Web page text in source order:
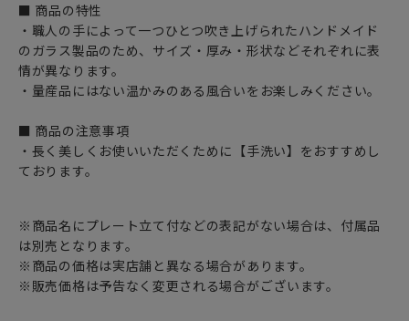
■ 商品の特性
・職人の手によって一つひとつ吹き上げられたハンドメイド
のガラス製品のため、サイズ・厚み・形状などそれぞれに表
情が異なります。
・量産品にはない温かみのある風合いをお楽しみください。
■ 商品の注意事項
・長く美しくお使いいただくために【手洗い】をおすすめし
ております。
※商品名にプレート立て付などの表記がない場合は、付属品
は別売となります。
※商品の価格は実店舗と異なる場合があります。
※販売価格は予告なく変更される場合がございます。